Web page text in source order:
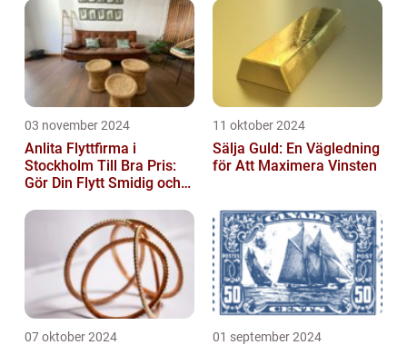
03 november 2024
Anlita Flyttfirma i
Stockholm Till Bra Pris:
Gör Din Flytt Smidig och
11 oktober 2024
Sälja Guld: En Vägledning
för Att Maximera Vinsten
07 oktober 2024 01 september 2024